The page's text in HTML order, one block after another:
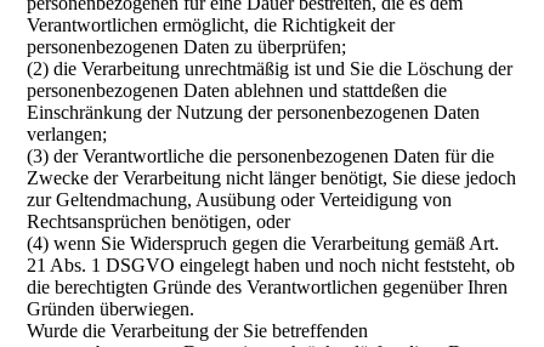
Verantwortlichen ermöglicht, die Richtigkeit der
personenbezogenen Daten zu überprüfen;
(2) die Verarbeitung unrechtmäßig ist und Sie die Löschung der
personenbezogenen Daten ablehnen und stattdeßen die
Einschränkung der Nutzung der personenbezogenen Daten
verlangen;
(3) der Verantwortliche die personenbezogenen Daten für die
Zwecke der Verarbeitung nicht länger benötigt, Sie diese jedoch
zur Geltendmachung, Ausübung oder Verteidigung von
Rechtsansprüchen benötigen, oder
(4) wenn Sie Widerspruch gegen die Verarbeitung gemäß Art.
21 Abs. 1 DSGVO eingelegt haben und noch nicht feststeht, ob
die berechtigten Gründe des Verantwortlichen gegenüber Ihren
Gründen überwiegen.
Wurde die Verarbeitung der Sie betreffenden